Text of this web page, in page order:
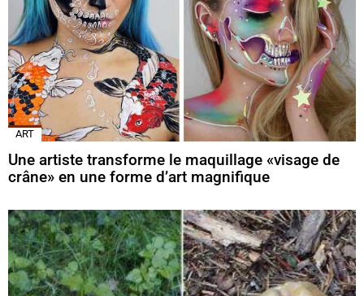
ART
Une artiste transforme le maquillage «visage de
crâne» en une forme d’art magnifique